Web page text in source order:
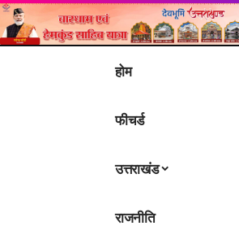
होम
फीचर्ड
उत्तराखंड
राजनीति